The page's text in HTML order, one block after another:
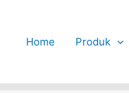
Home Produk